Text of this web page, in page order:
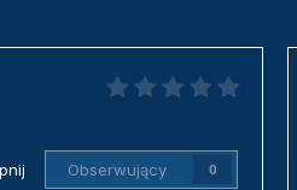
Obserwujący 0